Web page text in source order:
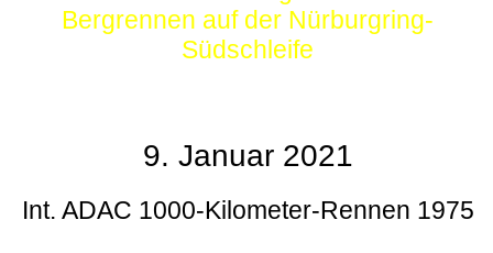
Bergrennen auf der Nürburgring-
Südschleife
9. Januar 2021
Int. ADAC 1000-Kilometer-Rennen 1975